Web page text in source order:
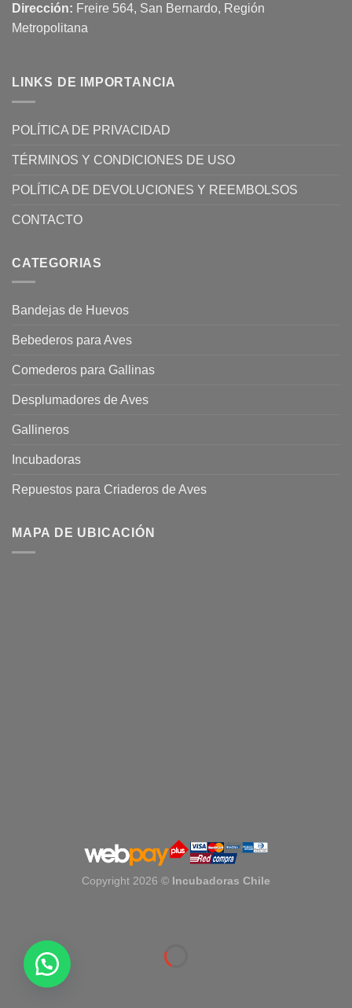
Dirección: Freire 564, San Bernardo, Región
Metropolitana
LINKS DE IMPORTANCIA
POLÍTICA DE PRIVACIDAD
TÉRMINOS Y CONDICIONES DE USO
POLÍTICA DE DEVOLUCIONES Y REEMBOLSOS
CONTACTO
CATEGORIAS
Bandejas de Huevos
Bebederos para Aves
Comederos para Gallinas
Desplumadores de Aves
Gallineros
Incubadoras
Repuestos para Criaderos de Aves
MAPA DE UBICACIÓN
Copyright 2026 © Incubadoras Chile